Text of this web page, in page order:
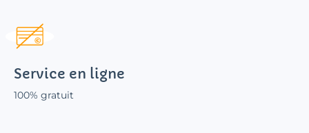
Service en ligne
100% gratuit